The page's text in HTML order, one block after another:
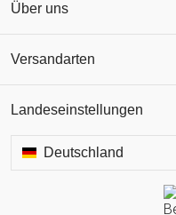
Über uns
Versandarten
Landeseinstellungen
Deutschland